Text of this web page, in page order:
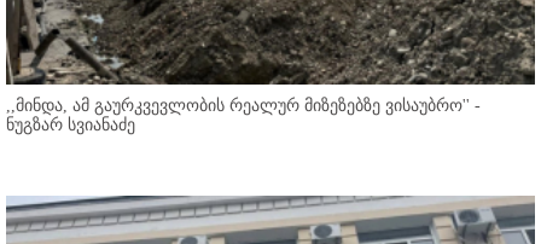
,,მინდა, ამ გაურკვევლობის რეალურ მიზეზებზე ვისაუბრო'' -
ნუგზარ სვიანაძე